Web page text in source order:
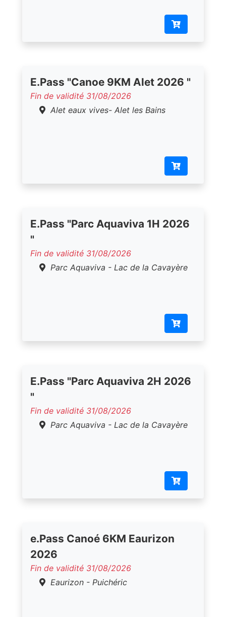
E.Pass "Canoe 9KM Alet 2026 "
Fin de validité 31/08/2026
Alet eaux vives- Alet les Bains
E.Pass "Parc Aquaviva 1H 2026
"
Fin de validité 31/08/2026
Parc Aquaviva - Lac de la Cavayère
E.Pass "Parc Aquaviva 2H 2026
"
Fin de validité 31/08/2026
Parc Aquaviva - Lac de la Cavayère
e.Pass Canoé 6KM Eaurizon
2026
Fin de validité 31/08/2026
Eaurizon - Puichéric